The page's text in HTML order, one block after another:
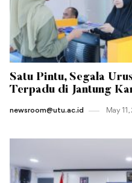
Satu Pintu, Segala
Terpadu di Jantung
newsroom@utu.ac.id May 11